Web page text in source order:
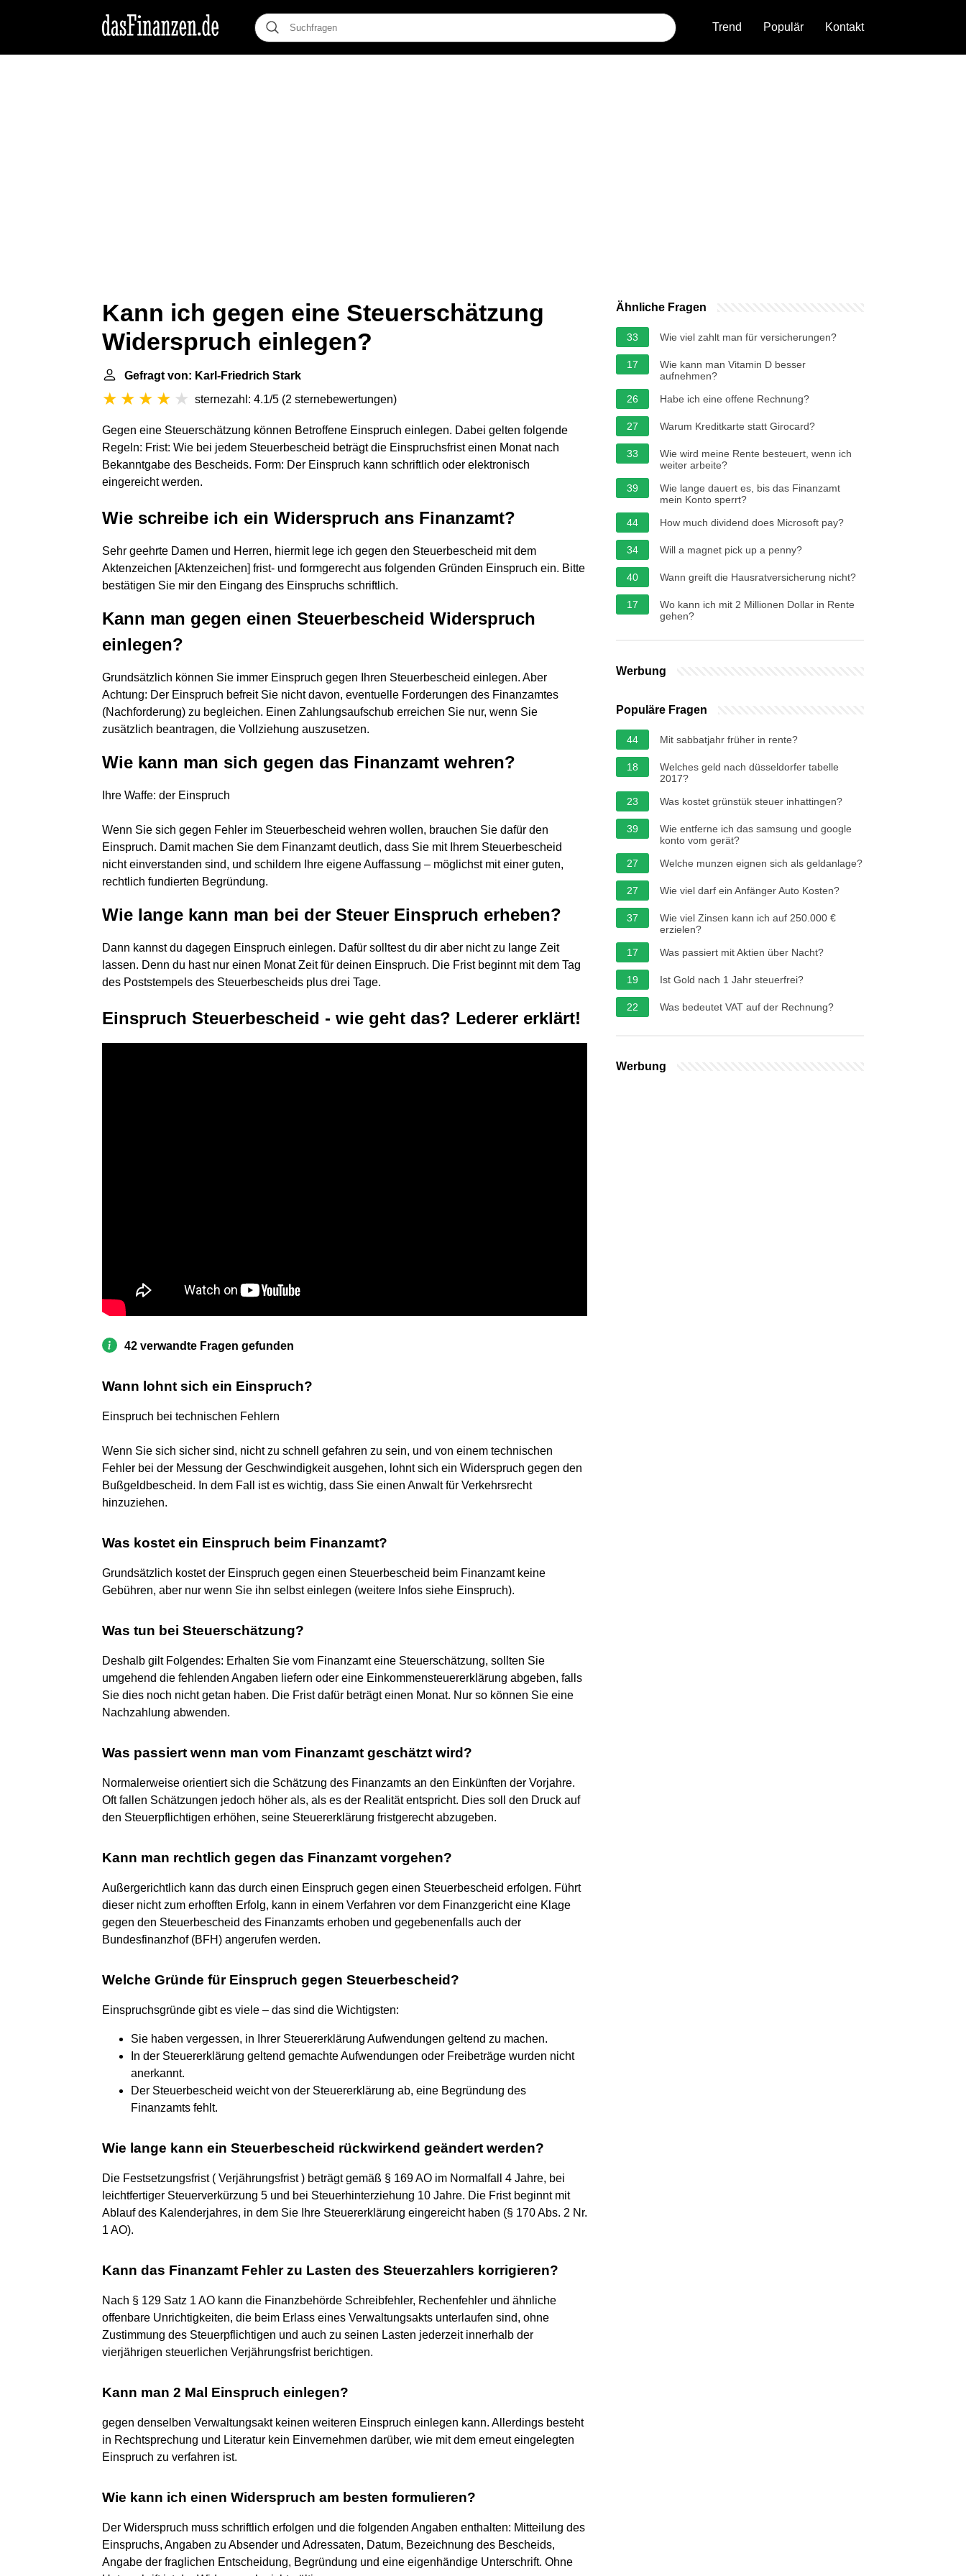
Trend Populär Kontakt
Kann ich gegen eine Steuerschätzung
Widerspruch einlegen?
Gefragt von: Karl-Friedrich Stark
sternezahl: 4.1/5 (2 sternebewertungen)
Gegen eine Steuerschätzung können Betroffene Einspruch einlegen. Dabei gelten folgende
Regeln: Frist: Wie bei jedem Steuerbescheid beträgt die Einspruchsfrist einen Monat nach
Bekanntgabe des Bescheids. Form: Der Einspruch kann schriftlich oder elektronisch
eingereicht werden.
Wie schreibe ich ein Widerspruch ans Finanzamt?
Sehr geehrte Damen und Herren, hiermit lege ich gegen den Steuerbescheid mit dem
Aktenzeichen [Aktenzeichen] frist- und formgerecht aus folgenden Gründen Einspruch ein. Bitte
bestätigen Sie mir den Eingang des Einspruchs schriftlich.
Kann man gegen einen Steuerbescheid Widerspruch
einlegen?
Grundsätzlich können Sie immer Einspruch gegen Ihren Steuerbescheid einlegen. Aber
Achtung: Der Einspruch befreit Sie nicht davon, eventuelle Forderungen des Finanzamtes
(Nachforderung) zu begleichen. Einen Zahlungsaufschub erreichen Sie nur, wenn Sie
zusätzlich beantragen, die Vollziehung auszusetzen.
Wie kann man sich gegen das Finanzamt wehren?
Ihre Waffe: der Einspruch
Wenn Sie sich gegen Fehler im Steuerbescheid wehren wollen, brauchen Sie dafür den
Einspruch. Damit machen Sie dem Finanzamt deutlich, dass Sie mit Ihrem Steuerbescheid
nicht einverstanden sind, und schildern Ihre eigene Auffassung – möglichst mit einer guten,
rechtlich fundierten Begründung.
Wie lange kann man bei der Steuer Einspruch erheben?
Dann kannst du dagegen Einspruch einlegen. Dafür solltest du dir aber nicht zu lange Zeit
lassen. Denn du hast nur einen Monat Zeit für deinen Einspruch. Die Frist beginnt mit dem Tag
des Poststempels des Steuerbescheids plus drei Tage.
Einspruch Steuerbescheid - wie geht das? Lederer erklärt!
42 verwandte Fragen gefunden
Wann lohnt sich ein Einspruch?
Einspruch bei technischen Fehlern
Wenn Sie sich sicher sind, nicht zu schnell gefahren zu sein, und von einem technischen
Fehler bei der Messung der Geschwindigkeit ausgehen, lohnt sich ein Widerspruch gegen den
Bußgeldbescheid. In dem Fall ist es wichtig, dass Sie einen Anwalt für Verkehrsrecht
hinzuziehen.
Was kostet ein Einspruch beim Finanzamt?
Grundsätzlich kostet der Einspruch gegen einen Steuerbescheid beim Finanzamt keine
Gebühren, aber nur wenn Sie ihn selbst einlegen (weitere Infos siehe Einspruch).
Was tun bei Steuerschätzung?
Deshalb gilt Folgendes: Erhalten Sie vom Finanzamt eine Steuerschätzung, sollten Sie
umgehend die fehlenden Angaben liefern oder eine Einkommensteuererklärung abgeben, falls
Sie dies noch nicht getan haben. Die Frist dafür beträgt einen Monat. Nur so können Sie eine
Nachzahlung abwenden.
Was passiert wenn man vom Finanzamt geschätzt wird?
Normalerweise orientiert sich die Schätzung des Finanzamts an den Einkünften der Vorjahre.
Oft fallen Schätzungen jedoch höher als, als es der Realität entspricht. Dies soll den Druck auf
den Steuerpflichtigen erhöhen, seine Steuererklärung fristgerecht abzugeben.
Kann man rechtlich gegen das Finanzamt vorgehen?
Außergerichtlich kann das durch einen Einspruch gegen einen Steuerbescheid erfolgen. Führt
dieser nicht zum erhofften Erfolg, kann in einem Verfahren vor dem Finanzgericht eine Klage
gegen den Steuerbescheid des Finanzamts erhoben und gegebenenfalls auch der
Bundesfinanzhof (BFH) angerufen werden.
Welche Gründe für Einspruch gegen Steuerbescheid?
Einspruchsgründe gibt es viele – das sind die Wichtigsten:
Sie haben vergessen, in Ihrer Steuererklärung Aufwendungen geltend zu machen.
In der Steuererklärung geltend gemachte Aufwendungen oder Freibeträge wurden nicht
anerkannt.
Der Steuerbescheid weicht von der Steuererklärung ab, eine Begründung des
Finanzamts fehlt.
Wie lange kann ein Steuerbescheid rückwirkend geändert werden?
Die Festsetzungsfrist ( Verjährungsfrist ) beträgt gemäß § 169 AO im Normalfall 4 Jahre, bei
leichtfertiger Steuerverkürzung 5 und bei Steuerhinterziehung 10 Jahre. Die Frist beginnt mit
Ablauf des Kalenderjahres, in dem Sie Ihre Steuererklärung eingereicht haben (§ 170 Abs. 2 Nr.
1 AO).
Kann das Finanzamt Fehler zu Lasten des Steuerzahlers korrigieren?
Nach § 129 Satz 1 AO kann die Finanzbehörde Schreibfehler, Rechenfehler und ähnliche
offenbare Unrichtigkeiten, die beim Erlass eines Verwaltungsakts unterlaufen sind, ohne
Zustimmung des Steuerpflichtigen und auch zu seinen Lasten jederzeit innerhalb der
vierjährigen steuerlichen Verjährungsfrist berichtigen.
Kann man 2 Mal Einspruch einlegen?
gegen denselben Verwaltungsakt keinen weiteren Einspruch einlegen kann. Allerdings besteht
in Rechtsprechung und Literatur kein Einvernehmen darüber, wie mit dem erneut eingelegten
Einspruch zu verfahren ist.
Wie kann ich einen Widerspruch am besten formulieren?
Der Widerspruch muss schriftlich erfolgen und die folgenden Angaben enthalten: Mitteilung des
Einspruchs, Angaben zu Absender und Adressaten, Datum, Bezeichnung des Bescheids,
Angabe der fraglichen Entscheidung, Begründung und eine eigenhändige Unterschrift. Ohne
Ähnliche Fragen
33 Wie viel zahlt man für versicherungen?
17
Wie kann man Vitamin D besser
aufnehmen?
26
Habe ich eine offene Rechnung?
27 Warum Kreditkarte statt Girocard?
33
Wie wird meine Rente besteuert, wenn ich
weiter arbeite?
39
Wie lange dauert es, bis das Finanzamt
mein Konto sperrt?
44
How much dividend does Microsoft pay?
34 Will a magnet pick up a penny?
40 Wann greift die Hausratversicherung nicht?
17
Wo kann ich mit 2 Millionen Dollar in Rente
gehen?
Werbung
Populäre Fragen
44 Mit sabbatjahr früher in rente?
18
Welches geld nach düsseldorfer tabelle
2017?
23
Was kostet grünstük steuer inhattingen?
39
Wie entferne ich das samsung und google
konto vom gerät?
27
Welche munzen eignen sich als geldanlage?
27 Wie viel darf ein Anfänger Auto Kosten?
37
Wie viel Zinsen kann ich auf 250.000 €
erzielen?
17
Was passiert mit Aktien über Nacht?
19 Ist Gold nach 1 Jahr steuerfrei?
22 Was bedeutet VAT auf der Rechnung?
Werbung